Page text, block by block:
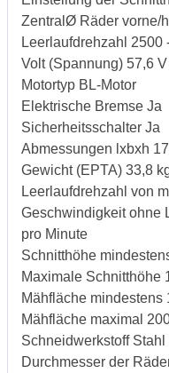
ZentralØ Räder vorne/
Leerlaufdrehzahl 2500
Volt (Spannung) 57,6 V
Motortyp BL-Motor
Elektrische Bremse Ja
Sicherheitsschalter Ja
Abmessungen lxbxh
Gewicht (EPTA) 33,8
Leerlaufdrehzahl von
Geschwindigkeit ohne
pro Minute
Schnitthöhe
Maximale Schnitthöhe
Mähfläche mindestens
Mähfläche maximal
Schneidwerkstoff Stahl
Durchmesser der